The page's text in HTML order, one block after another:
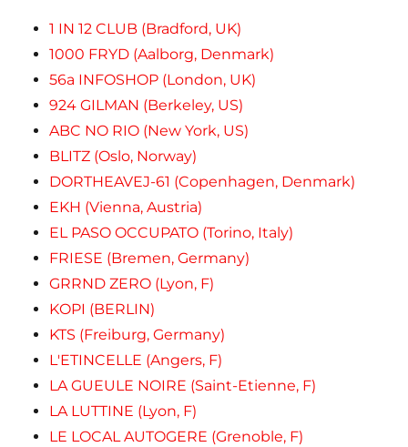
1 IN 12 CLUB (Bradford, UK)
1000 FRYD (Aalborg, Denmark)
56a INFOSHOP (London, UK)
924 GILMAN (Berkeley, US)
ABC NO RIO (New York, US)
BLITZ (Oslo, Norway)
DORTHEAVEJ-61 (Copenhagen, Denmark)
EKH (Vienna, Austria)
EL PASO OCCUPATO (Torino, Italy)
FRIESE (Bremen, Germany)
GRRND ZERO (Lyon, F)
KOPI (BERLIN)
KTS (Freiburg, Germany)
L'ETINCELLE (Angers, F)
LA GUEULE NOIRE (Saint-Etienne, F)
LA LUTTINE (Lyon, F)
LE LOCAL AUTOGERE (Grenoble, F)